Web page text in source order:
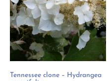
Tennessee clone – Hydrangea